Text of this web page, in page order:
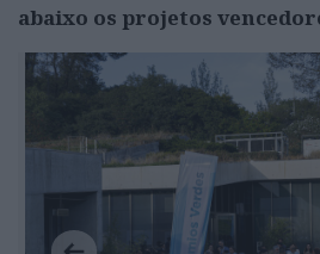
abaixo os projetos